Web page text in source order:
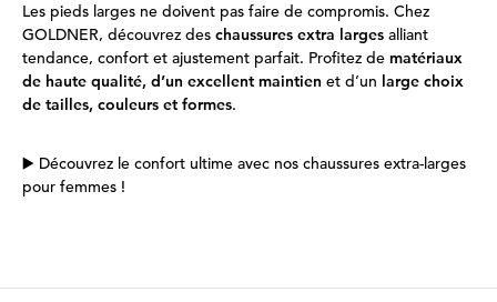
Les pieds larges ne doivent pas faire de compromis. Chez
GOLDNER, découvrez des chaussures extra larges alliant
tendance, confort et ajustement parfait. Profitez de matériaux
de haute qualité, d’un excellent maintien et d’un large choix
de tailles, couleurs et formes.
▶️ Découvrez le confort ultime avec nos chaussures extra-larges
pour femmes !